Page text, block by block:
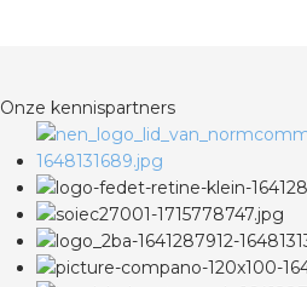
Onze kennispartners